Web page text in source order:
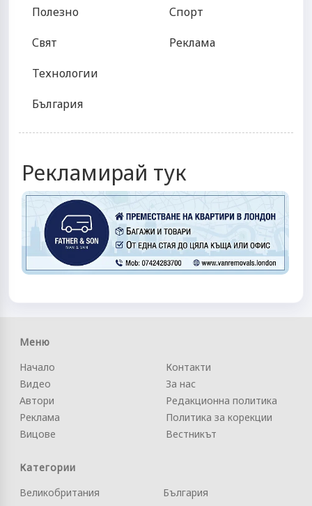
Полезно
Свят
Технологии
България
Спорт
Реклама
Рекламирай тук
Меню
Начало
Видео
Автори
Реклама
Вицове
Контакти
За нас
Редакционна политика
Политика за корекции
Вестникът
Категории
Великобритания
България